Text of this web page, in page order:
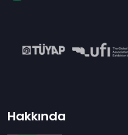
Hakkında